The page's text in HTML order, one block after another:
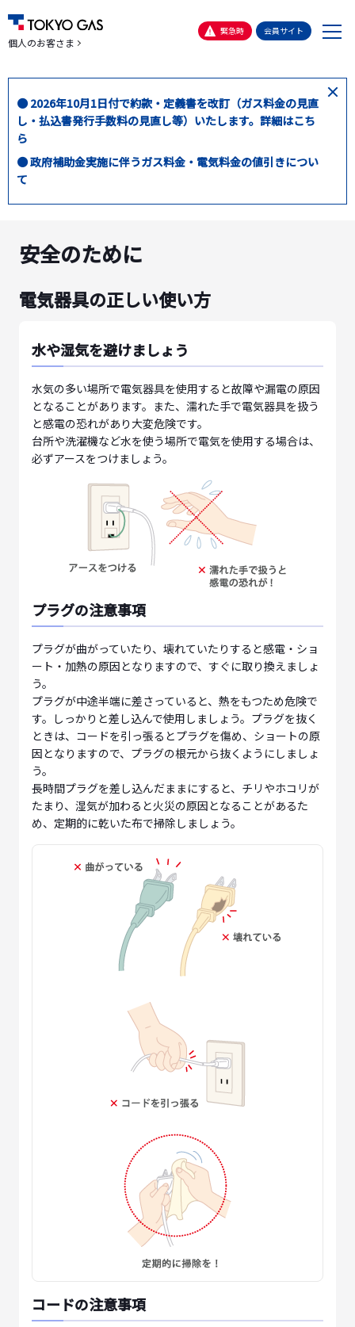
個人のお客さま
緊急時 会員サイト
メ
● 2026年10月1日付で約款・定義書を改訂（ガス料金の見直
し・払込書発行手数料の見直し等）いたします。詳細はこち
ら
● 政府補助金実施に伴うガス料金・電気料金の値引きについ
て
閉
安全のために
電気器具の正しい使い方
水や湿気を避けましょう
水気の多い場所で電気器具を使用すると故障や漏電の原因
となることがあります。また、濡れた手で電気器具を扱う
と感電の恐れがあり大変危険です。
台所や洗濯機など水を使う場所で電気を使用する場合は、
必ずアースをつけましょう。
プラグの注意事項
プラグが曲がっていたり、壊れていたりすると感電・ショ
ート・加熱の原因となりますので、すぐに取り換えましょ
う。
プラグが中途半端に差さっていると、熱をもつため危険で
す。しっかりと差し込んで使用しましょう。プラグを抜く
ときは、コードを引っ張るとプラグを傷め、ショートの原
因となりますので、プラグの根元から抜くようにしましょ
う。
長時間プラグを差し込んだままにすると、チリやホコリが
たまり、湿気が加わると火災の原因となることがあるた
め、定期的に乾いた布で掃除しましょう。
コードの注意事項